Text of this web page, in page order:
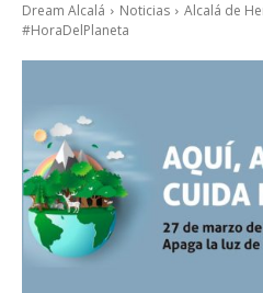
Dream Alcalá Noticias
Alcalá de
#HoraDelPlaneta